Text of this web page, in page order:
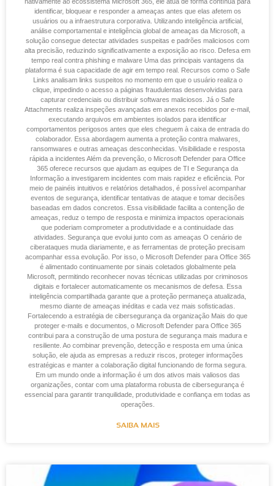
identificar, bloquear e responder a ameaças antes que elas afetem os
usuários ou a infraestrutura corporativa. Utilizando inteligência artificial,
análise comportamental e inteligência global de ameaças da Microsoft, a
solução consegue detectar atividades suspeitas e padrões maliciosos com
alta precisão, reduzindo significativamente a exposição ao risco. Defesa em
tempo real contra phishing e malware Uma das principais vantagens da
plataforma é sua capacidade de agir em tempo real. Recursos como o Safe
Links analisam links suspeitos no momento em que o usuário realiza o
clique, impedindo o acesso a páginas fraudulentas desenvolvidas para
capturar credenciais ou distribuir softwares maliciosos. Já o Safe
Attachments realiza inspeções avançadas em anexos recebidos por e-mail,
executando arquivos em ambientes isolados para identificar
comportamentos perigosos antes que eles cheguem à caixa de entrada do
colaborador. Essa abordagem aumenta a proteção contra malwares,
ransomwares e outras ameaças desconhecidas. Visibilidade e resposta
rápida a incidentes Além da prevenção, o Microsoft Defender para Office
365 oferece recursos que ajudam as equipes de TI e Segurança da
Informação a investigarem incidentes com mais rapidez e eficiência. Por
meio de painéis intuitivos e relatórios detalhados, é possível acompanhar
eventos de segurança, identificar tentativas de ataque e tomar decisões
baseadas em dados concretos. Essa visibilidade facilita a contenção de
ameaças, reduz o tempo de resposta e minimiza impactos operacionais
que poderiam comprometer a produtividade e a continuidade das
atividades. Segurança que evolui junto com as ameaças O cenário de
ciberataques muda diariamente, e as ferramentas de proteção precisam
acompanhar essa evolução. Por isso, o Microsoft Defender para Office 365
é alimentado continuamente por sinais coletados globalmente pela
Microsoft, permitindo reconhecer novas técnicas utilizadas por criminosos
digitais e fortalecer automaticamente os mecanismos de defesa. Essa
inteligência compartilhada garante que a proteção permaneça atualizada,
mesmo diante de ameaças inéditas e cada vez mais sofisticadas.
Fortalecendo a estratégia de cibersegurança da organização Mais do que
proteger e-mails e documentos, o Microsoft Defender para Office 365
contribui para a construção de uma postura de segurança mais madura e
resiliente. Ao combinar prevenção, detecção e resposta em uma única
solução, ele ajuda as empresas a reduzir riscos, proteger informações
estratégicas e manter a colaboração digital funcionando de forma segura.
Em um mundo onde a informação é um dos ativos mais valiosos das
organizações, contar com uma plataforma robusta de cibersegurança é
essencial para garantir tranquilidade, produtividade e confiança em todas as
operações.
SAIBA MAIS